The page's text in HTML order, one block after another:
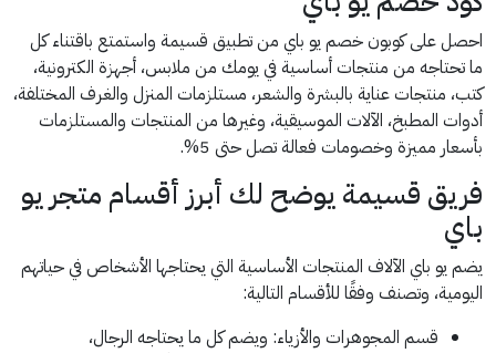
احصل على كوبون خصم يو باي من تطبيق قسيمة واستمتع باقتناء كل
ما تحتاجه من منتجات أساسية في يومك من ملابس، أجهزة الكترونية،
كتب، منتجات عناية بالبشرة والشعر، مستلزمات المنزل والغرف المختلفة،
أدوات المطبخ، الآلات الموسيقية، وغيرها من المنتجات والمستلزمات
بأسعار مميزة وخصومات فعالة تصل حتى 5%.
فريق قسيمة يوضح لك أبرز أقسام متجر يو
باي
يضم يو باي الآلاف المنتجات الأساسية التي يحتاجها الأشخاص في حياتهم
اليومية، وتصنف وفقًا للأقسام التالية:
قسم المجوهرات والأزياء: ويضم كل ما يحتاجه الرجال،